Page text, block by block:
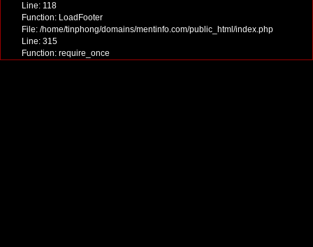
Line: 118
Function: LoadFooter
File: /home/tinphong/domains/mentinfo.com/public_html/index.php
Line: 315
Function: require_once